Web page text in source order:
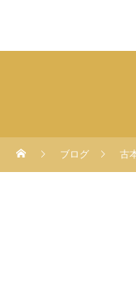
ブログ 古